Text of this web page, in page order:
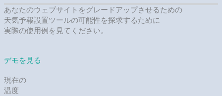
あなたのウェブサイトをグレードアップさせるための
天気予報設置ツールの可能性を探求するために
実際の使用例を見てください。
デモを見る
現在の
温度